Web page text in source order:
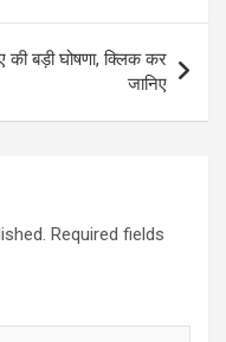
की बड़ी घोषणा, क्लिक कर
जानिए
Required fields